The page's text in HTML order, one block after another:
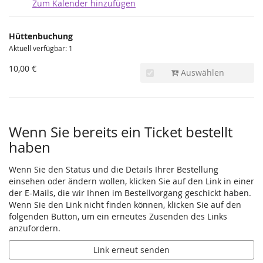
Zum Kalender hinzufügen
Produkte
Unkategorisierte
Produkte
Hüttenbuchung
Aktuell verfügbar: 1
10,00 € Auswählen
Wenn Sie bereits ein Ticket bestellt
haben
Wenn Sie den Status und die Details Ihrer Bestellung
einsehen oder ändern wollen, klicken Sie auf den Link in einer
der E-Mails, die wir Ihnen im Bestellvorgang geschickt haben.
Wenn Sie den Link nicht finden können, klicken Sie auf den
folgenden Button, um ein erneutes Zusenden des Links
anzufordern.
Link erneut senden